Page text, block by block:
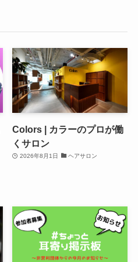
Colors | カラーのプロが働
くサロン
2026年8月1日 ヘアサロン